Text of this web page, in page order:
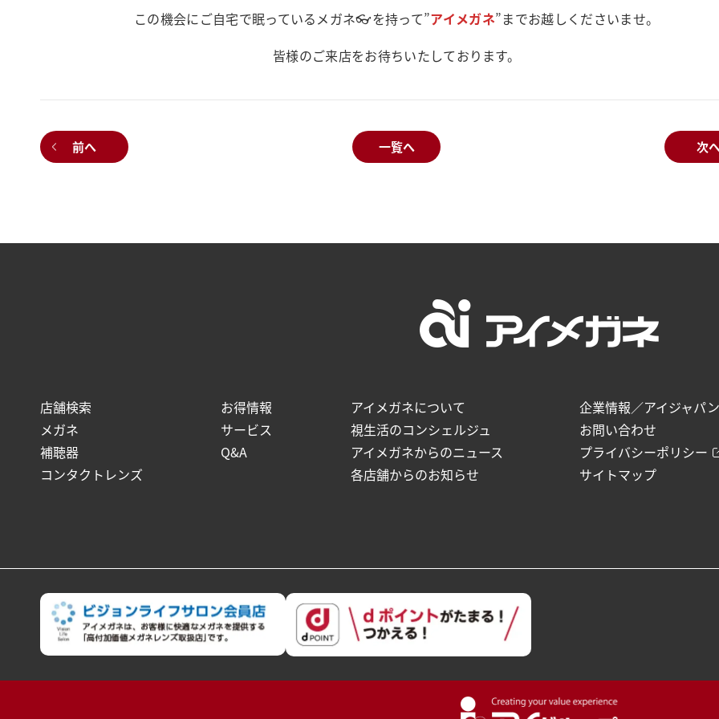
この機会にご自宅で眠っているメガネ👓を持って”アイメガネ”までお越しくださいませ。
皆様のご来店をお待ちいたしております。
前へ 一覧へ 次
店舗検索
メガネ
補聴器
コンタクトレンズ
お得情報
サービス
Q&A
アイメガネについて
視生活のコンシェルジュ
アイメガネからのニュース
各店舗からのお知らせ
企業情報／アイジャパン
お問い合わせ
プライバシーポリシー
サイトマップ